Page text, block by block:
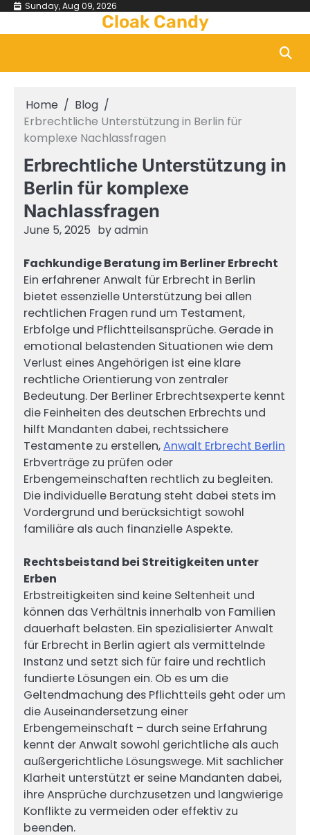
Skip Sunday, Aug 09, 2026
Cloak Candy
Home
Blog
Erbrechtliche Unterstützung in Berlin für
komplexe Nachlassfragen
Erbrechtliche Unterstützung in
Berlin für komplexe
Nachlassfragen
June 5, 2025 byadmin
Fachkundige Beratung im Berliner Erbrecht
Ein erfahrener Anwalt für Erbrecht in Berlin
bietet essenzielle Unterstützung bei allen
rechtlichen Fragen rund um Testament,
Erbfolge und Pflichtteilsansprüche. Gerade in
emotional belastenden Situationen wie dem
Verlust eines Angehörigen ist eine klare
rechtliche Orientierung von zentraler
Bedeutung. Der Berliner Erbrechtsexperte kennt
die Feinheiten des deutschen Erbrechts und
hilft Mandanten dabei, rechtssichere
Testamente zu erstellen,Anwalt Erbrecht Berlin
Erbverträge zu prüfen oder
Erbengemeinschaften rechtlich zu begleiten.
Die individuelle Beratung steht dabei stets im
Vordergrund und berücksichtigt sowohl
familiäre als auch finanzielle Aspekte.
Rechtsbeistand bei Streitigkeiten unter
Erben
Erbstreitigkeiten sind keine Seltenheit und
können das Verhältnis innerhalb von Familien
dauerhaft belasten. Ein spezialisierter Anwalt
für Erbrecht in Berlin agiert als vermittelnde
Instanz und setzt sich für faire und rechtlich
fundierte Lösungen ein. Ob es um die
Geltendmachung des Pflichtteils geht oder um
die Auseinandersetzung einer
Erbengemeinschaft – durch seine Erfahrung
kennt der Anwalt sowohl gerichtliche als auch
außergerichtliche Lösungswege. Mit sachlicher
Klarheit unterstützt er seine Mandanten dabei,
ihre Ansprüche durchzusetzen und langwierige
Konflikte zu vermeiden oder effektiv zu
beenden.